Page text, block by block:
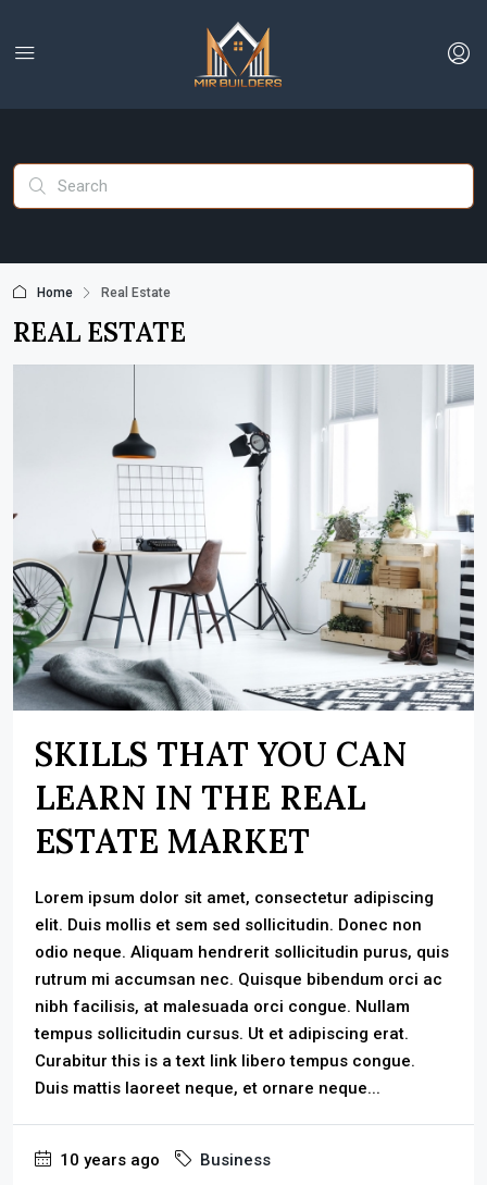
Home Real Estate
REAL ESTATE
SKILLS THAT YOU CAN
LEARN IN THE REAL
ESTATE MARKET
Lorem ipsum dolor sit amet, consectetur adipiscing
elit. Duis mollis et sem sed sollicitudin. Donec non
odio neque. Aliquam hendrerit sollicitudin purus, quis
rutrum mi accumsan nec. Quisque bibendum orci ac
nibh facilisis, at malesuada orci congue. Nullam
tempus sollicitudin cursus. Ut et adipiscing erat.
Curabitur this is a text link libero tempus congue.
Duis mattis laoreet neque, et ornare neque...
10 years ago Business